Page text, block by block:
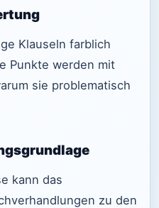
Klauseln farblich
Punkte werden mit
sie problematisch
kann das
zu den